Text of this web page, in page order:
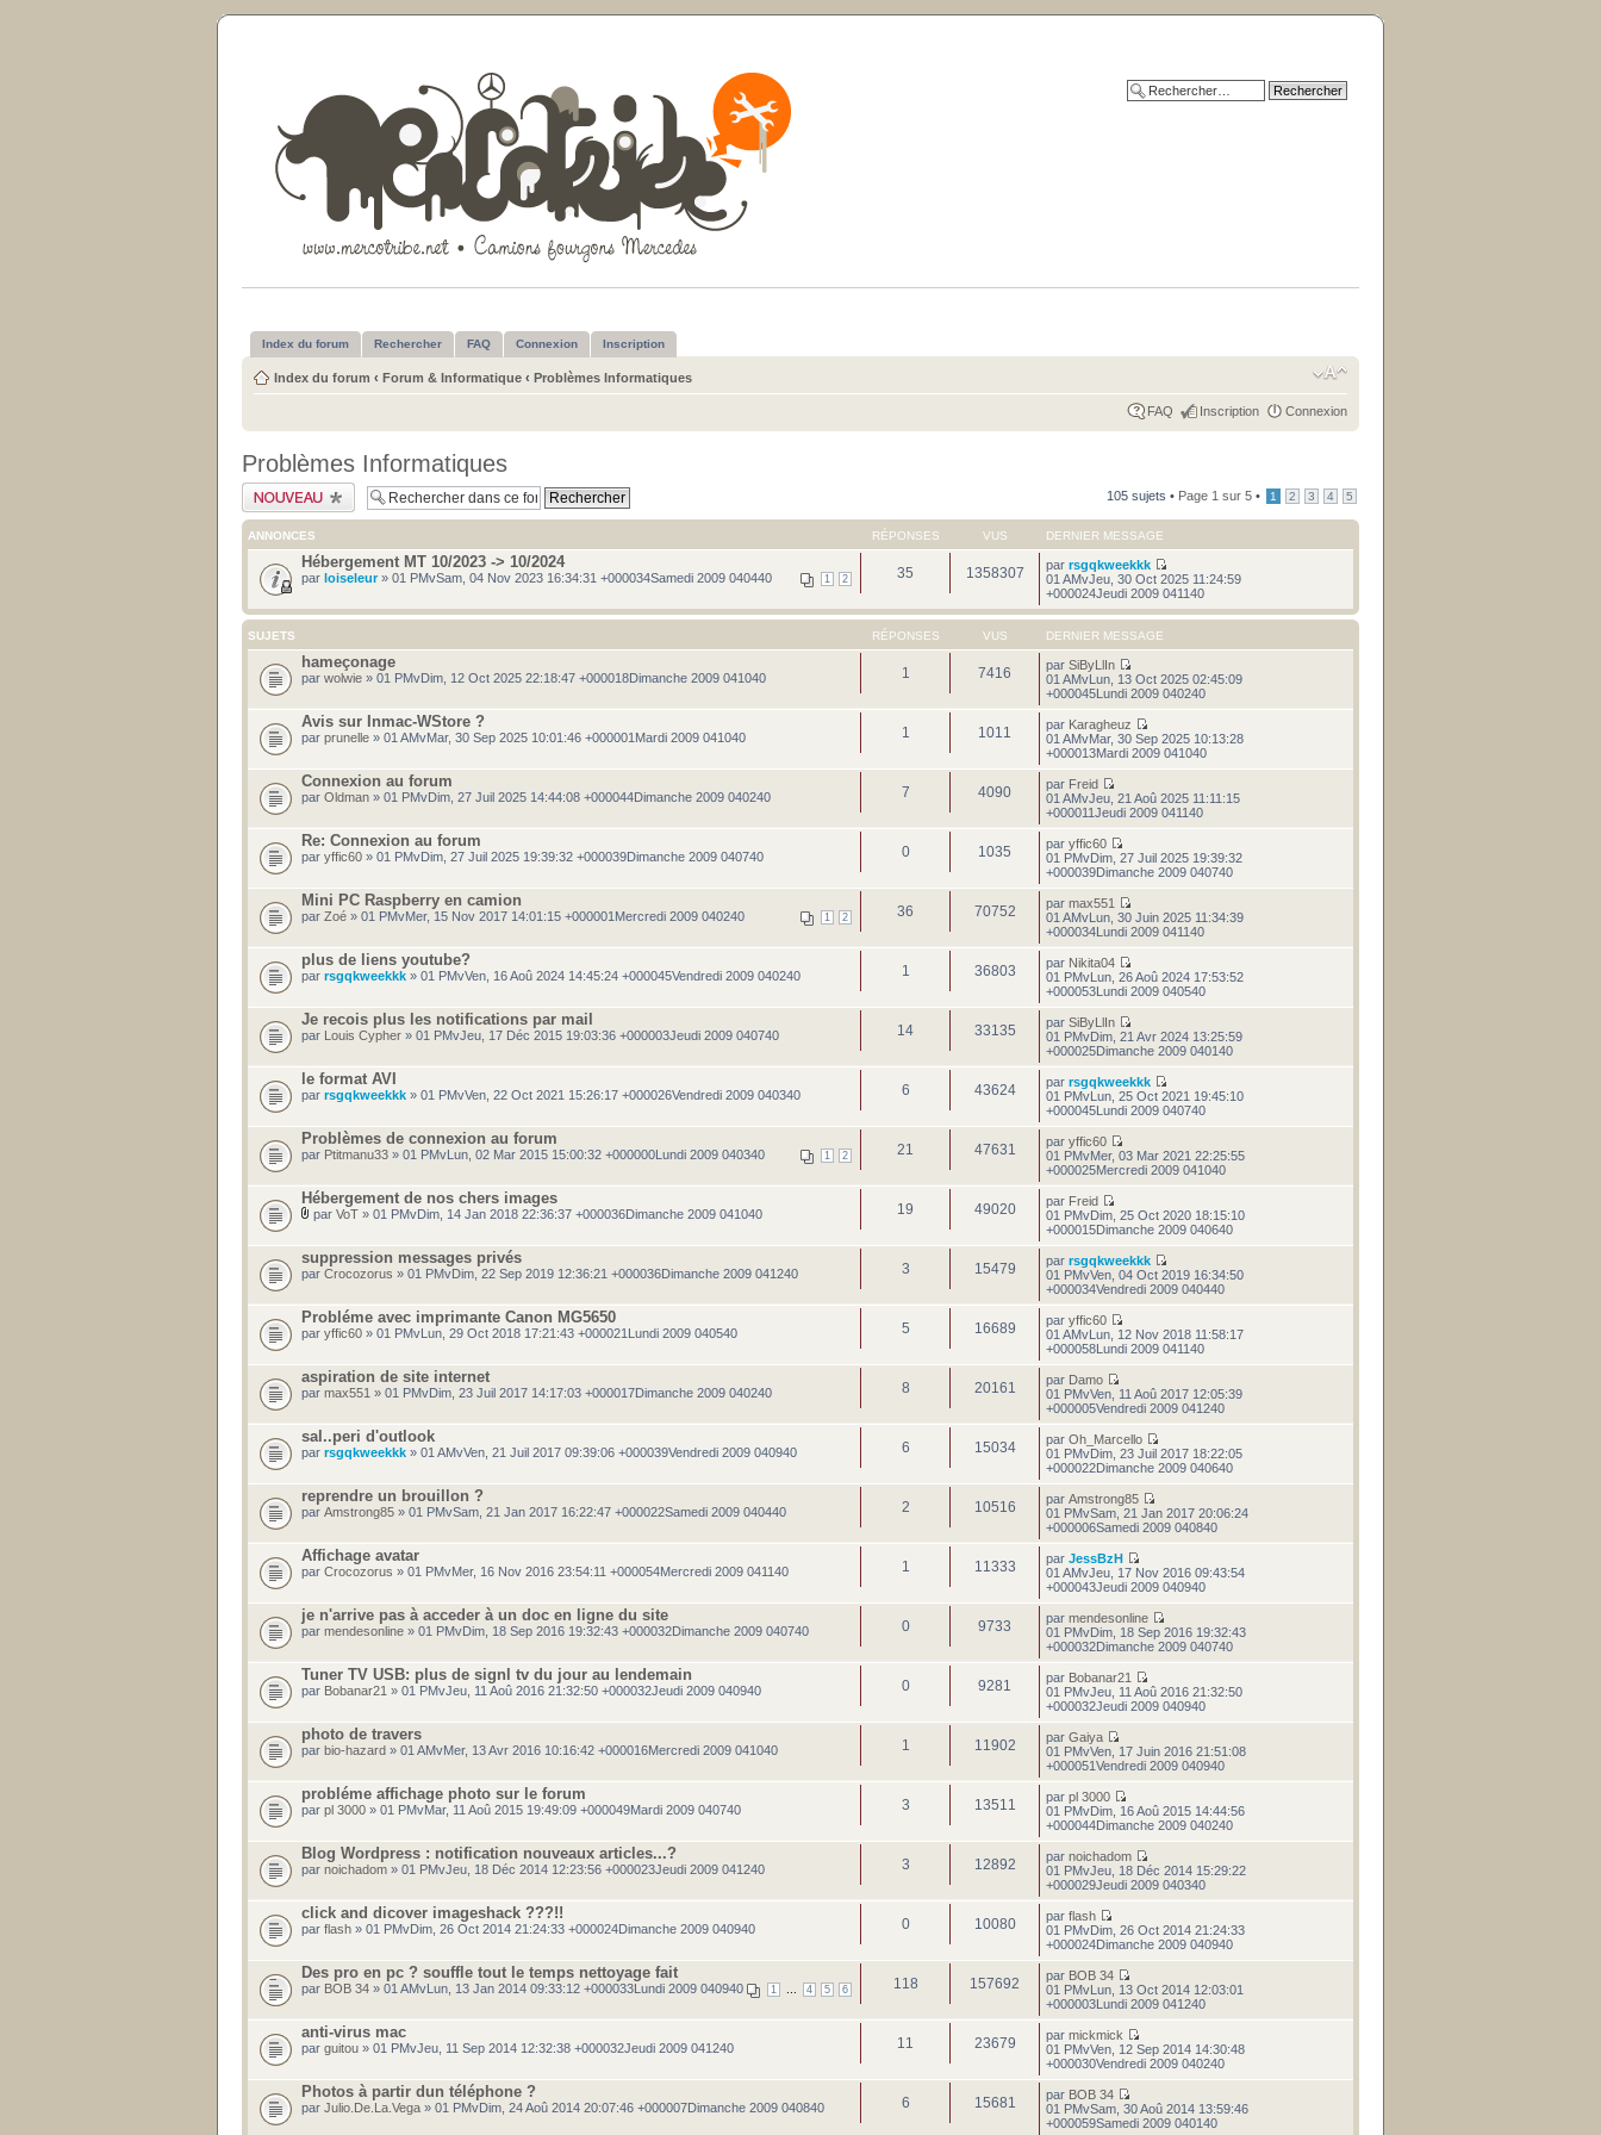
Index du forum Rechercher FAQ Connexion Inscription
Index du forum ‹ Forum & Informatique ‹ Problèmes Informatiques
FAQ Inscription Connexion
Problèmes Informatiques
Publier un nouveau
sujet
105 sujets • Page 1 sur 5 • 1 2 3 4 5
ANNONCES RÉPONSES VUS DERNIER MESSAGE
Hébergement MT 10/2023 -> 10/2024
1 2
par loiseleur» 01 PMvSam, 04 Nov 2023 16:34:31 +000034Samedi 2009 040440 35 1358307 parrsgqkweekkk
01 AMvJeu, 30 Oct 2025 11:24:59
+000024Jeudi 2009 041140
SUJETS RÉPONSES VUS DERNIER MESSAGE
hameçonage
par wolwie » 01 PMvDim, 12 Oct 2025 22:18:47 +000018Dimanche 2009 041040 1 7416 parSiByLlIn
01 AMvLun, 13 Oct 2025 02:45:09
+000045Lundi 2009 040240
Avis sur Inmac-WStore ?
par prunelle » 01 AMvMar, 30 Sep 2025 10:01:46 +000001Mardi 2009 041040 1 1011 par Karagheuz
01 AMvMar, 30 Sep 2025 10:13:28
+000013Mardi 2009 041040
Connexion au forum
par Oldman » 01 PMvDim, 27 Juil 2025 14:44:08 +000044Dimanche 2009 040240 7 4090 par Freid
01 AMvJeu, 21 Aoû 2025 11:11:15
+000011Jeudi 2009 041140
Re: Connexion au forum
par yffic60 » 01 PMvDim, 27 Juil 2025 19:39:32 +000039Dimanche 2009 040740 0 1035 paryffic60
01 PMvDim, 27 Juil 2025 19:39:32
+000039Dimanche 2009 040740
Mini PC Raspberry en camion
1 2
par Zoé » 01 PMvMer, 15 Nov 2017 14:01:15 +000001Mercredi 2009 040240 36 70752 parmax551
01 AMvLun, 30 Juin 2025 11:34:39
+000034Lundi 2009 041140
plus de liens youtube?
par rsgqkweekkk » 01 PMvVen, 16 Aoû 2024 14:45:24 +000045Vendredi 2009 040240 1 36803 par Nikita04
01 PMvLun, 26 Aoû 2024 17:53:52
+000053Lundi 2009 040540
Je recois plus les notifications par mail
par Louis Cypher » 01 PMvJeu, 17 Déc 2015 19:03:36 +000003Jeudi 2009 040740 14 33135 parSiByLlIn
01 PMvDim, 21 Avr 2024 13:25:59
+000025Dimanche 2009 040140
le format AVI
par rsgqkweekkk » 01 PMvVen, 22 Oct 2021 15:26:17 +000026Vendredi 2009 040340 6 43624 parrsgqkweekkk
01 PMvLun, 25 Oct 2021 19:45:10
+000045Lundi 2009 040740
Problèmes de connexion au forum
1 2
par Ptitmanu33 » 01 PMvLun, 02 Mar 2015 15:00:32 +000000Lundi 2009 040340 21 47631 paryffic60
01 PMvMer, 03 Mar 2021 22:25:55
+000025Mercredi 2009 041040
Hébergement de nos chers images
par VoT » 01 PMvDim, 14 Jan 2018 22:36:37 +000036Dimanche 2009 041040 19 49020 par Freid
01 PMvDim, 25 Oct 2020 18:15:10
+000015Dimanche 2009 040640
suppression messages privés
par Crocozorus » 01 PMvDim, 22 Sep 2019 12:36:21 +000036Dimanche 2009 041240 3 15479 parrsgqkweekkk
01 PMvVen, 04 Oct 2019 16:34:50
+000034Vendredi 2009 040440
Probléme avec imprimante Canon MG5650
par yffic60 » 01 PMvLun, 29 Oct 2018 17:21:43 +000021Lundi 2009 040540 5 16689 paryffic60
01 AMvLun, 12 Nov 2018 11:58:17
+000058Lundi 2009 041140
aspiration de site internet
par max551 » 01 PMvDim, 23 Juil 2017 14:17:03 +000017Dimanche 2009 040240 8 20161 par Damo
01 PMvVen, 11 Aoû 2017 12:05:39
+000005Vendredi 2009 041240
sal..peri d'outlook
par rsgqkweekkk » 01 AMvVen, 21 Juil 2017 09:39:06 +000039Vendredi 2009 040940 6 15034 parOh_Marcello
01 PMvDim, 23 Juil 2017 18:22:05
+000022Dimanche 2009 040640
reprendre un brouillon ?
par Amstrong85 » 01 PMvSam, 21 Jan 2017 16:22:47 +000022Samedi 2009 040440 2 10516 parAmstrong85
01 PMvSam, 21 Jan 2017 20:06:24
+000006Samedi 2009 040840
Affichage avatar
par Crocozorus » 01 PMvMer, 16 Nov 2016 23:54:11 +000054Mercredi 2009 041140 1 11333 parJessBzH
01 AMvJeu, 17 Nov 2016 09:43:54
+000043Jeudi 2009 040940
je n'arrive pas à acceder à un doc en ligne du site
par mendesonline » 01 PMvDim, 18 Sep 2016 19:32:43 +000032Dimanche 2009 040740 0 9733 parmendesonline
01 PMvDim, 18 Sep 2016 19:32:43
+000032Dimanche 2009 040740
Tuner TV USB: plus de signl tv du jour au lendemain
par Bobanar21 » 01 PMvJeu, 11 Aoû 2016 21:32:50 +000032Jeudi 2009 040940 0 9281 par Bobanar21
01 PMvJeu, 11 Aoû 2016 21:32:50
+000032Jeudi 2009 040940
photo de travers
par bio-hazard » 01 AMvMer, 13 Avr 2016 10:16:42 +000016Mercredi 2009 041040 1 11902 parGaiya
01 PMvVen, 17 Juin 2016 21:51:08
+000051Vendredi 2009 040940
probléme affichage photo sur le forum
par pl 3000 » 01 PMvMar, 11 Aoû 2015 19:49:09 +000049Mardi 2009 040740 3 13511 parpl 3000
01 PMvDim, 16 Aoû 2015 14:44:56
+000044Dimanche 2009 040240
Blog Wordpress : notification nouveaux articles...?
par noichadom » 01 PMvJeu, 18 Déc 2014 12:23:56 +000023Jeudi 2009 041240 3 12892 parnoichadom
01 PMvJeu, 18 Déc 2014 15:29:22
+000029Jeudi 2009 040340
click and dicover imageshack ???!!
par flash » 01 PMvDim, 26 Oct 2014 21:24:33 +000024Dimanche 2009 040940 0 10080 parflash
01 PMvDim, 26 Oct 2014 21:24:33
+000024Dimanche 2009 040940
Des pro en pc ? souffle tout le temps nettoyage fait
1 4 5 6
par BOB 34 » 01 AMvLun, 13 Jan 2014 09:33:12 +000033Lundi 2009 040940 118 157692 par BOB 34
01 PMvLun, 13 Oct 2014 12:03:01
+000003Lundi 2009 041240
anti-virus mac
par guitou » 01 PMvJeu, 11 Sep 2014 12:32:38 +000032Jeudi 2009 041240 11 23679 parmickmick
01 PMvVen, 12 Sep 2014 14:30:48
+000030Vendredi 2009 040240
Photos à partir dun téléphone ?
par Julio.De.La.Vega » 01 PMvDim, 24 Aoû 2014 20:07:46 +000007Dimanche 2009 040840 6 15681 par BOB 34
01 PMvSam, 30 Aoû 2014 13:59:46
+000059Samedi 2009 040140